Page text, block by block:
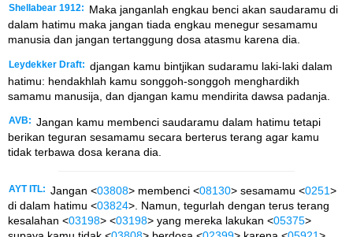
Shellabear 1912:
Maka janganlah engkau benci akan saudaramu di
dalam hatimu maka jangan tiada engkau menegur sesamamu
manusia dan jangan tertanggung dosa atasmu karena dia.
Leydekker Draft: djangan kamu bintjikan sudaramu laki-laki dalam
hatimu: hendakhlah kamu songgoh-songgoh menghardikh
samamu manusija, dan djangan kamu mendirita dawsa padanja.
AVB: Jangan kamu membenci saudaramu dalam hatimu tetapi
berikan teguran sesamamu secara berterus terang agar kamu
tidak terbawa dosa kerana dia.
AYT ITL: Jangan <03808> membenci <08130> sesamamu <0251>
di dalam hatimu <03824>. Namun, tegurlah dengan terus terang
kesalahan <03198> <03198> yang mereka lakukan <05375>